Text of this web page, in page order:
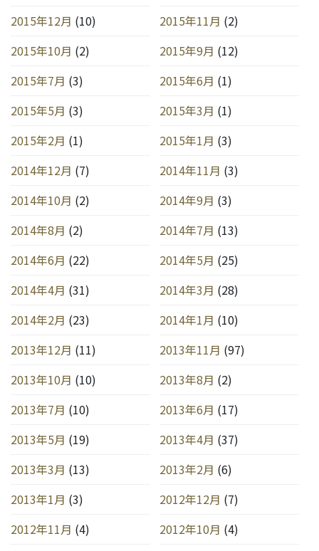
2015年12月 (10) 2015年11月 (2)
2015年10月 (2) 2015年9月 (12)
2015年7月 (3) 2015年6月 (1)
2015年5月 (3) 2015年3月 (1)
2015年2月 (1) 2015年1月 (3)
2014年12月 (7) 2014年11月 (3)
2014年10月 (2) 2014年9月 (3)
2014年8月 (2) 2014年7月 (13)
2014年6月 (22) 2014年5月 (25)
2014年4月 (31) 2014年3月 (28)
2014年2月 (23) 2014年1月 (10)
2013年12月 (11) 2013年11月 (97)
2013年10月 (10) 2013年8月 (2)
2013年7月 (10) 2013年6月 (17)
2013年5月 (19) 2013年4月 (37)
2013年3月 (13) 2013年2月 (6)
2013年1月 (3) 2012年12月 (7)
2012年11月 (4) 2012年10月 (4)